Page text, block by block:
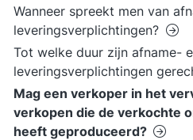
Wanneer spreekt men van
leveringsverplichtingen?
Tot welke duur zijn afname-
leveringsverplichtingen
Mag een verkoper in het
verkopen die de verkochte
heeft geproduceerd?